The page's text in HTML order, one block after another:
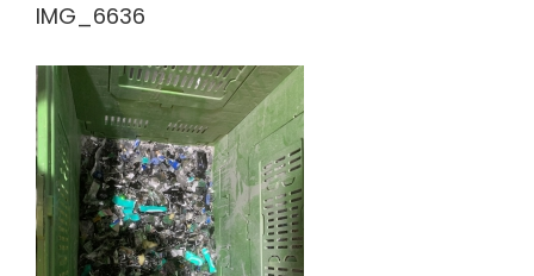
IMG_6636